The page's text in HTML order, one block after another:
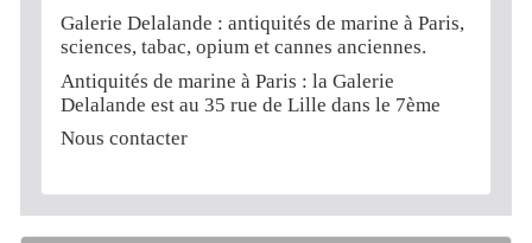
Galerie Delalande : antiquités de marine à Paris,
sciences, tabac, opium et cannes anciennes.
Antiquités de marine à Paris : la Galerie
Delalande est au 35 rue de Lille dans le 7ème
Nous contacter